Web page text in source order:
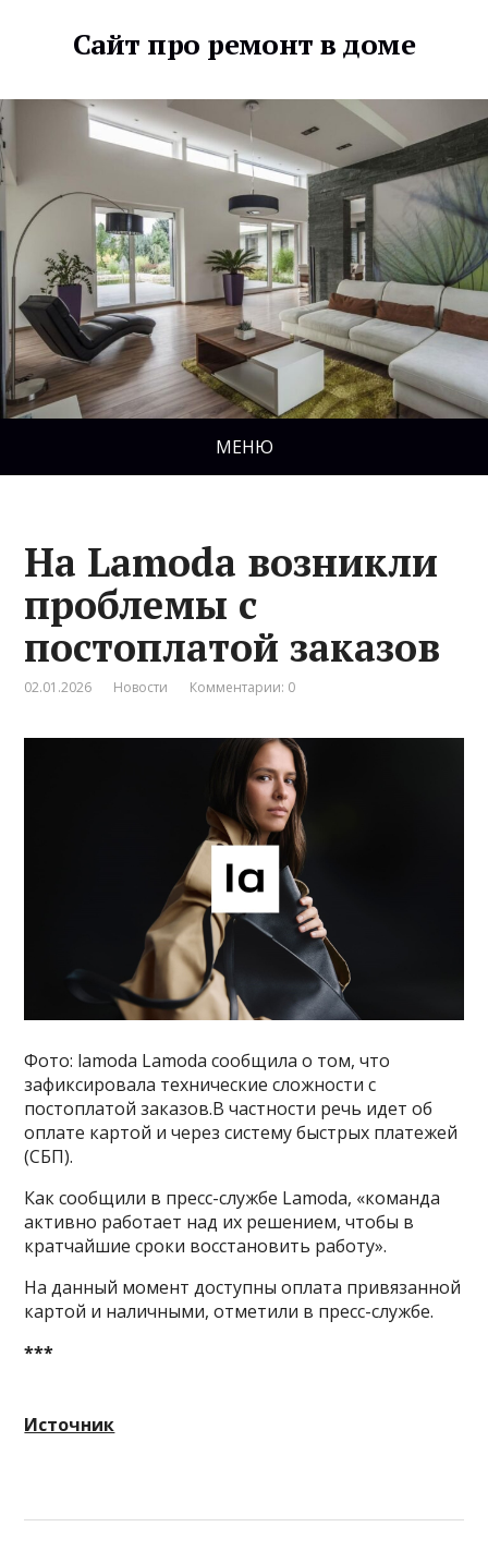
Сайт про ремонт в доме
МЕНЮ
На Lamoda возникли
проблемы с
постоплатой заказов
02.01.2026 Новости Комментарии: 0
Фото: lamoda Lamoda сообщила о том, что
зафиксировала технические сложности с
постоплатой заказов.В частности речь идет об
оплате картой и через систему быстрых платежей
(СБП).
Как сообщили в пресс-службе Lamoda, «команда
активно работает над их решением, чтобы в
кратчайшие сроки восстановить работу».
На данный момент доступны оплата привязанной
картой и наличными, отметили в пресс-службе.
***
Источник